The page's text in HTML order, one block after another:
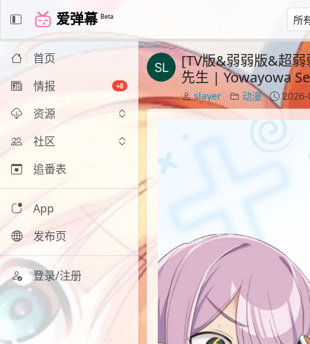
爱弹幕 Beta
首页
情报
+8
资源
社区
追番表
App
发布页
登录/注册
[TV版&弱弱版&超弱
先生 | Yowayowa
slayer 动漫 2026-